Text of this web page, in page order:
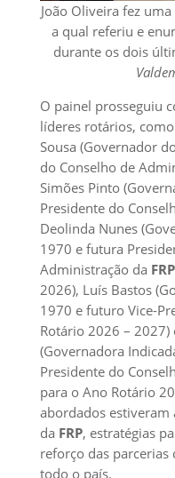
João Oliveira fez
a qual referiu e
durante os dois
O painel prosseguiu
líderes rotários,
Sousa (Governador
do Conselho de
Simões Pinto
Presidente do
Deolinda Nunes
1970 e futura
Administração da FRP
2026), Luís Bastos
1970 e futuro Vice-
Rotário 2026 – 2027)
(Governadora
Presidente do
para o Ano Rotário
abordados estiveram
da FRP, estratégias
reforço das
todo o país.